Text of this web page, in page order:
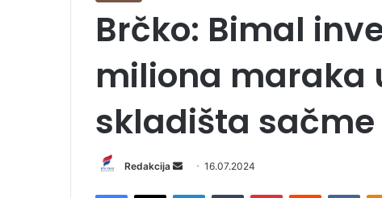
Brčko: Bimal
miliona maraka
skladišta sačme
Redakcija 16.07.2024